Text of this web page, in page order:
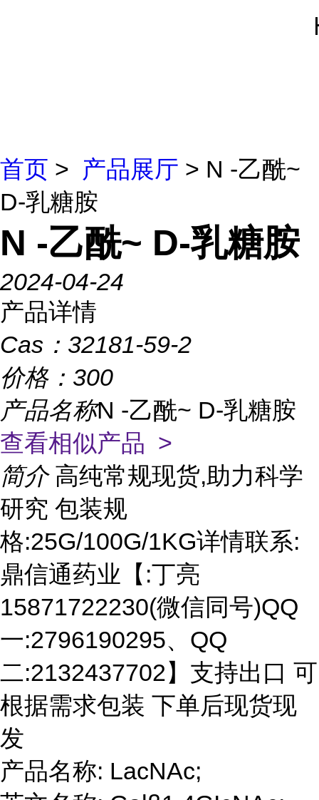
首页 > 产品展厅 > N -乙酰~
D-乳糖胺
N -乙酰~ D-乳糖胺
2024-04-24
产品详情
Cas： 32181-59-2
价格： 300
产品名称N -乙酰~ D-乳糖胺
查看相似产品 >
简介 高纯常规现货,助力科学
研究 包装规
格:25G/100G/1KG详情联系:
鼎信通药业【:丁亮
15871722230(微信同号)QQ
一:2796190295、QQ
二:2132437702】支持出口 可
根据需求包装 下单后现货现
发
产品名称: LacNAc;